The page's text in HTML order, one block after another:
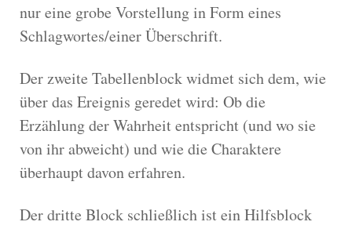
nur eine grobe Vorstellung in Form eines
Schlagwortes/einer Überschrift.
Der zweite Tabellenblock widmet sich dem, wie
über das Ereignis geredet wird: Ob die
Erzählung der Wahrheit entspricht (und wo sie
von ihr abweicht) und wie die Charaktere
überhaupt davon erfahren.
Der dritte Block schließlich ist ein Hilfsblock